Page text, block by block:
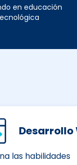
en educación
Desarrollo
las habilidades